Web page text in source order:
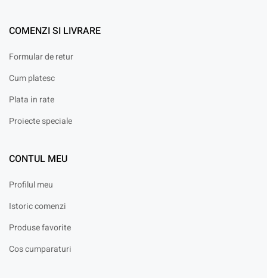
COMENZI SI LIVRARE
Formular de retur
Cum platesc
Plata in rate
Proiecte speciale
CONTUL MEU
Profilul meu
Istoric comenzi
Produse favorite
Cos cumparaturi